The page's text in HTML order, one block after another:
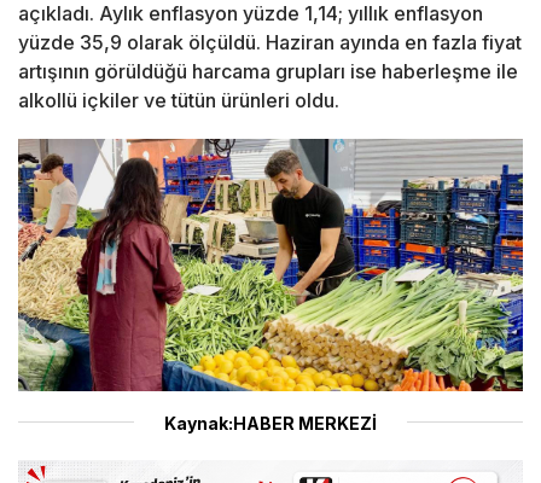
açıkladı. Aylık enflasyon yüzde 1,14; yıllık enflasyon
yüzde 35,9 olarak ölçüldü. Haziran ayında en fazla fiyat
artışının görüldüğü harcama grupları ise haberleşme ile
alkollü içkiler ve tütün ürünleri oldu.
Kaynak:HABER MERKEZİ